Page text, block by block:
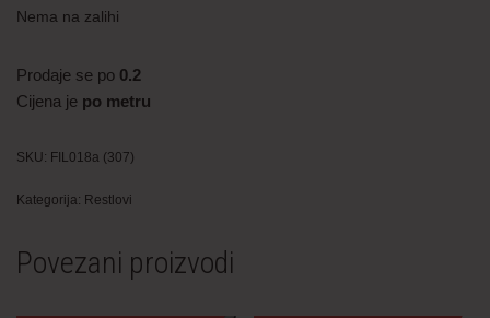
Nema na zalihi
Prodaje se po 0.2
Cijena je po metru
SKU: FIL018a (307)
Kategorija: Restlovi
Povezani proizvodi